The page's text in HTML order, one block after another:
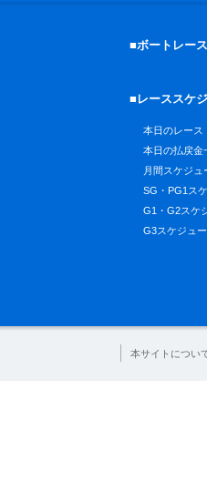
■ボートレー
■レーススケ
本日のレース
本日の払戻金
月間スケジュ
SG・PG1ス
G1・G2スケ
G3スケジュ
本サイトについ